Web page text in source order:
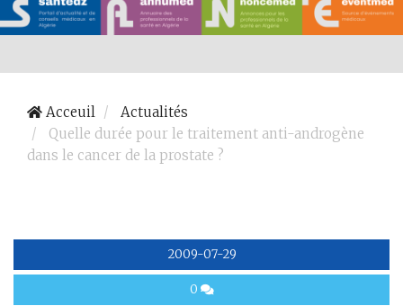
Acceuil
Actualités
Quelle durée pour le traitement anti-androgène
dans le cancer de la prostate ?
2009-07-29
0